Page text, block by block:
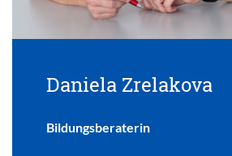
Daniela Zrelakova
Bildungsberaterin